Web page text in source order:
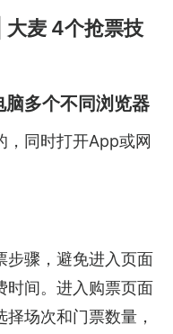
麦 4个抢票技
多个不同浏览器
，同时打开App或网
步骤，避免进入页面
时间。进入购票页面
场次和门票数量，